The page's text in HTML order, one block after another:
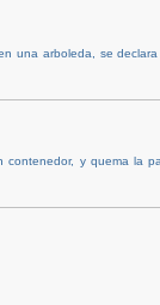
una arboleda, se
contenedor, y quema la